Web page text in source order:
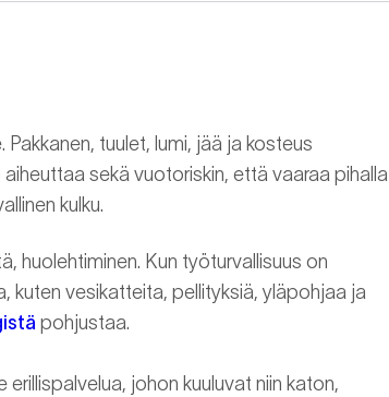
tuulet, lumi, jää ja kosteus
sekä vuotoriskin, että vaaraa pihalla
kulku.
huolehtiminen. Kun työturvallisuus on
kuten vesikatteita, pellityksiä, yläpohjaa ja
pohjustaa.
johon kuuluvat niin katon,